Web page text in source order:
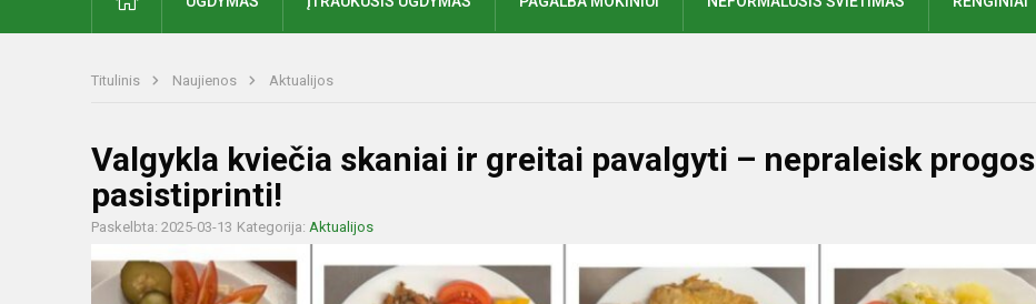
Titulinis Naujienos Aktualijos
Valgykla kviečia skaniai ir greitai pavalgyti – nepraleisk progos
pasistiprinti!
Paskelbta: 2025-03-13 Kategorija: Aktualijos